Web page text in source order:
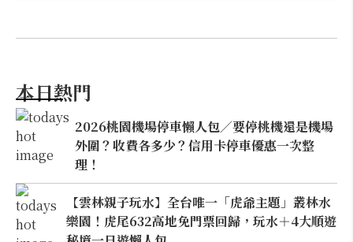
本日熱門
2026桃園機場停車懶人包／要停桃機還是機場
外圍？收費各多少？信用卡停車優惠一次整
理！
【雲林親子玩水】全台唯一「虎爺主題」叢林水
樂園！虎尾632高地免門票回歸，玩水＋4大順遊